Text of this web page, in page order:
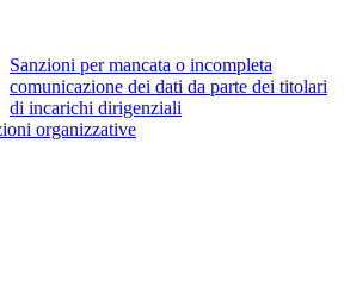
Sanzioni per mancata o incompleta
comunicazione dei dati da parte dei titolari
di incarichi dirigenziali
organizzative